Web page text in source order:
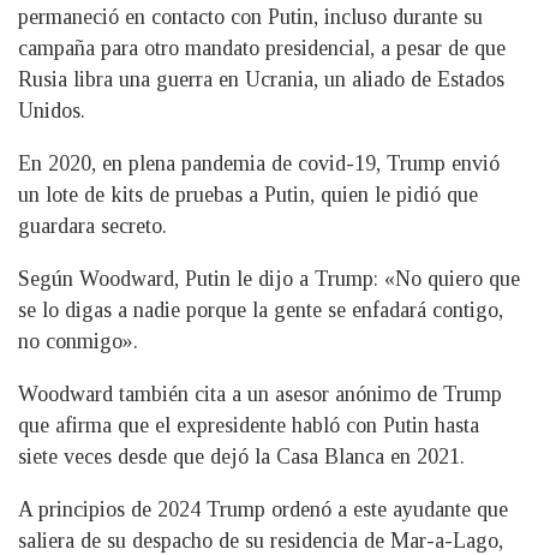
permaneció en contacto con Putin, incluso durante su
campaña para otro mandato presidencial, a pesar de que
Rusia libra una guerra en Ucrania, un aliado de Estados
Unidos.
En 2020, en plena pandemia de covid-19, Trump envió
un lote de kits de pruebas a Putin, quien le pidió que
guardara secreto.
Según Woodward, Putin le dijo a Trump: «No quiero que
se lo digas a nadie porque la gente se enfadará contigo,
no conmigo».
Woodward también cita a un asesor anónimo de Trump
que afirma que el expresidente habló con Putin hasta
siete veces desde que dejó la Casa Blanca en 2021.
A principios de 2024 Trump ordenó a este ayudante que
saliera de su despacho de su residencia de Mar-a-Lago,